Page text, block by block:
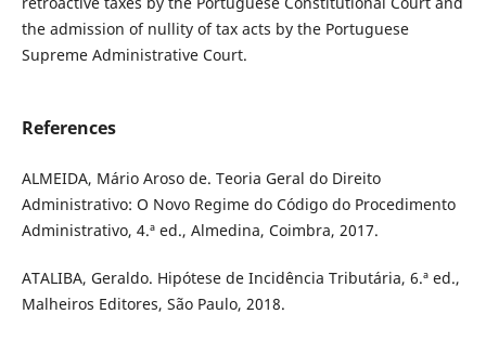
the admission of nullity of tax acts by the Portuguese
Supreme Administrative Court.
References
ALMEIDA, Mário Aroso de. Teoria Geral do Direito
Administrativo: O Novo Regime do Código do Procedimento
Administrativo, 4.ª ed., Almedina, Coimbra, 2017.
ATALIBA, Geraldo. Hipótese de Incidência Tributária, 6.ª ed.,
Malheiros Editores, São Paulo, 2018.